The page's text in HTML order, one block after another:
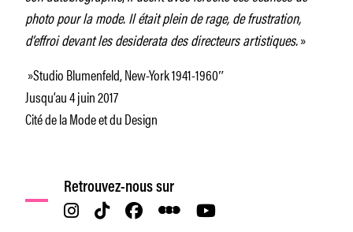
photo pour la mode. Il était plein de rage, de frustration,
d’effroi devant les desiderata des directeurs artistiques.»
»Studio Blumenfeld, New-York 1941-1960″
Jusqu’au 4 juin 2017
Cité de la Mode et du Design
Retrouvez-nous sur